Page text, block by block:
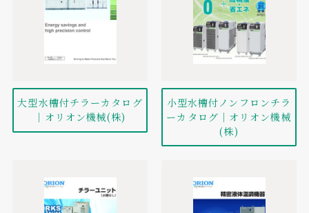
大型水槽付チラーカタログ
｜オリオン機械(株)
小型水槽付ノンフロンチラ
ーカタログ｜オリオン機械
(株)